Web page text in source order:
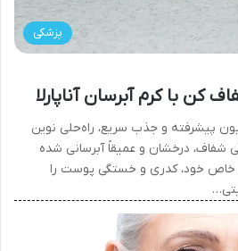
پزشکی
با کرم آبرسان آناپارلا
پیشرفته و جذب سریع، راه‌حلی نوین
شفاف، درخشان و عمیقاً آبرسانی شده
خاص خود، کدری و خستگی پوست را